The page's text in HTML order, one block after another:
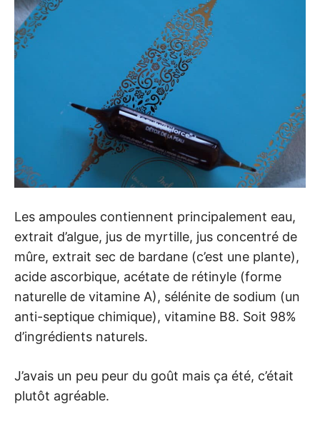
Les ampoules contiennent principalement eau,
extrait d’algue, jus de myrtille, jus concentré de
mûre, extrait sec de bardane (c’est une plante),
acide ascorbique, acétate de rétinyle (forme
naturelle de vitamine A), sélénite de sodium (un
anti-septique chimique), vitamine B8. Soit 98%
d’ingrédients naturels.
J’avais un peu peur du goût mais ça été, c’était
plutôt agréable.